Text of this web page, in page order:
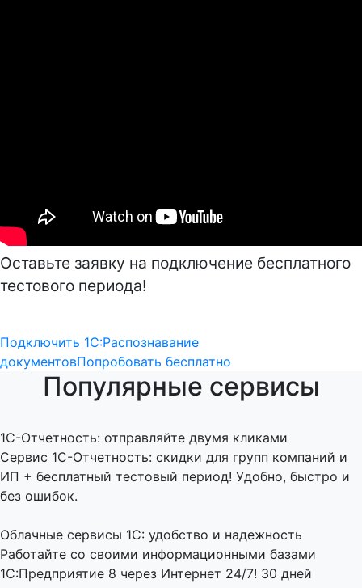
Оставьте заявку на подключение бесплатного
тестового периода!
Подключить 1С:Распознавание
документовПопробовать бесплатно
Популярные сервисы
1C-Отчетность: отправляйте двумя кликами
Сервис 1С-Отчетность: скидки для групп компаний и
ИП + бесплатный тестовый период! Удобно, быстро и
без ошибок.
Облачные сервисы 1С: удобство и надежность
Работайте со своими информационными базами
1С:Предприятие 8 через Интернет 24/7! 30 дней